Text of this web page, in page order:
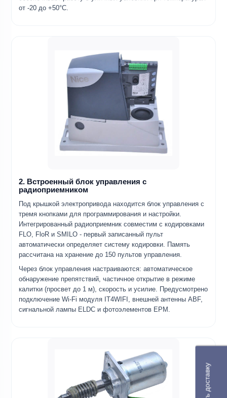
от -20 до +50°C.
2. Встроенный блок управления с
радиоприемником
Под крышкой электропривода находится блок управления с
тремя кнопками для программирования и настройки.
Интегрированный радиоприемник совместим с кодировками
FLO, FloR и SMILO - первый записанный пульт
автоматически определяет систему кодировки. Память
рассчитана на хранение до 150 пультов управления.
Через блок управления настраиваются: автоматическое
обнаружение препятствий, частичное открытие в режиме
калитки (просвет до 1 м), скорость и усилие. Предусмотрено
подключение Wi-Fi модуля IT4WIFI, внешней антенны ABF,
сигнальной лампы ELDC и фотоэлементов EPM.